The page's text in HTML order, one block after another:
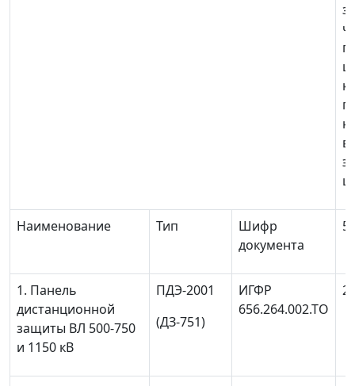
в
Наименование Тип
Шифр
документа
5
1. Панель
дистанционной
защиты ВЛ 500-750
и 1150 кВ
ПДЭ-2001
(ДЗ-751)
ИГФР
656.264.002.ТО
2